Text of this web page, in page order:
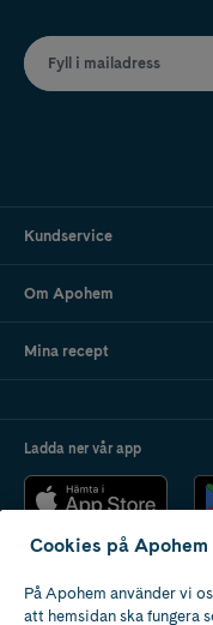
Fyll i mailadress
Kundservice
Om Apohem
Mina recept
Ladda ner vår app
Apotek med tillstånd
av Läkemedelsverket
Cookies på Apohem
På Apohem använder vi
att hemsidan ska fungera